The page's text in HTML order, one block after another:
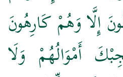
إِلَّا وَهُمْ كَارِهُونَ
أَمْوَالُهُمْ وَلَا